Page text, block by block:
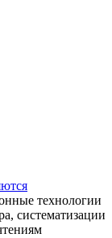
технологии
систематизации